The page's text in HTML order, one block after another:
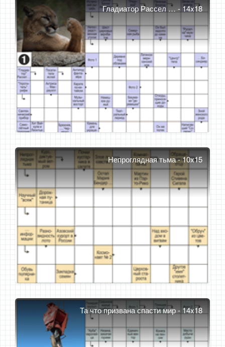
Гладиатор Рассел … - 14x18
Непроглядная тьма - 10x15
Та что призвана спасти мир - 14x18